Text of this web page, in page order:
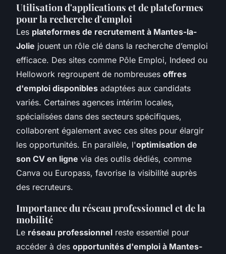
Utilisation d'applications et de plateformes
pour la recherche d'emploi
Les plateformes de recrutement à Mantes-la-
Jolie jouent un rôle clé dans la recherche d’emploi
efficace. Des sites comme Pôle Emploi, Indeed ou
Hellowork regroupent de nombreuses offres
d'emploi disponibles adaptées aux candidats
variés. Certaines agences intérim locales,
spécialisées dans des secteurs spécifiques,
collaborent également avec ces sites pour élargir
les opportunités. En parallèle, l'optimisation de
son CV en ligne via des outils dédiés, comme
Canva ou Europass, favorise la visibilité auprès
des recruteurs.
Importance du réseau professionnel et de la
mobilité
Le réseau professionnel reste essentiel pour
accéder à des opportunités d'emploi à Mantes-